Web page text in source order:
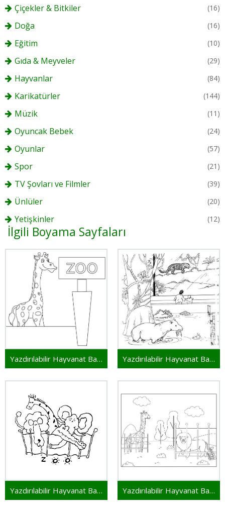
Çiçekler & Bitkiler (16)
Doğa (16)
Eğitim (10)
Gıda & Meyveler (29)
Hayvanlar (84)
Karikatürler (144)
Müzik (11)
Oyuncak Bebek (24)
Oyunlar (57)
Spor (21)
TV Şovları ve Filmler (39)
Ünlüler (20)
Yetişkinler (12)
İlgili Boyama Sayfaları
Yazdırılabilir Hayvanat Bahçesi Yazdırılabilir Hayvanat Bahçesi Resim
Yazdırılabilir Hayvanat Bahçesi Çocuklar İçin Yazdırılabilir Hayvanat Bahçesi Bedava